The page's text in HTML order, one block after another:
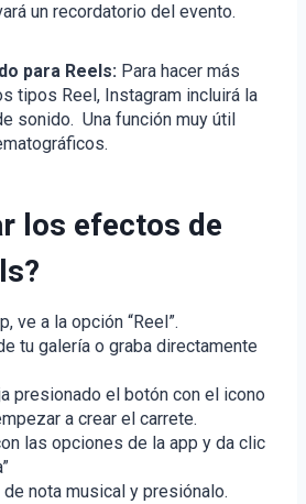
un recordatorio del evento.
para Reels: Para hacer más
tipos Reel, Instagram incluirá la
sonido. Una función muy útil
los efectos de
ve a la opción “Reel”.
tu galería o graba directamente
presionado el botón con el icono
a crear el carrete.
las opciones de la app y da clic
de nota musical y presiónalo.